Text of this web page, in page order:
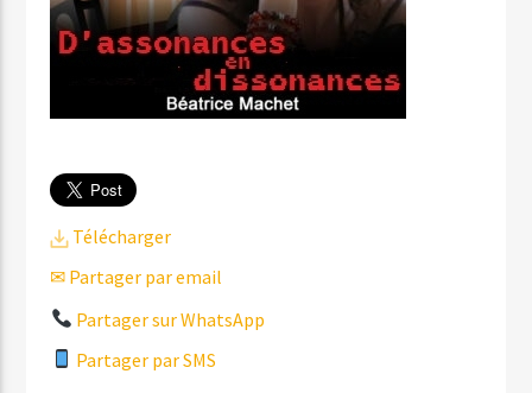
Télécharger
✉ Partager par email
Partager sur WhatsApp
Partager par SMS